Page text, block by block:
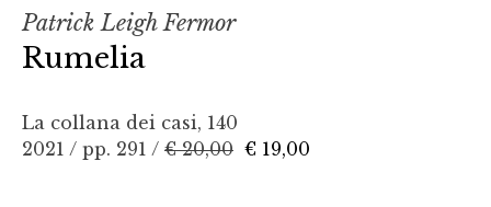
Patrick Leigh Fermor
Rumelia
La collana dei casi, 140
2021 / pp. 291 / € 20,00 € 19,00